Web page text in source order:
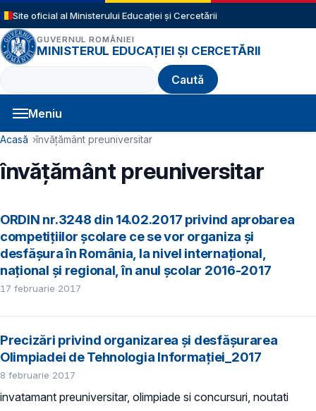
Sari la conținutul principal
Site oficial al Ministerului Educației și Cercetării
GUVERNUL ROMÂNIEI
MINISTERUL EDUCAȚIEI ȘI CERCETĂRII
Caută
Meniu
Navigație principală
Cale de navigare
Acasă învățământ preuniversitar
învățământ preuniversitar
ORDIN nr.3248 din 14.02.2017 privind aprobarea
competițiilor școlare ce se vor organiza și
desfășura în România, la nivel internațional,
național și regional, în anul școlar 2016-2017
17 februarie 2017
Precizări privind organizarea şi desfăşurarea
Olimpiadei de Tehnologia Informaţiei_2017
8 februarie 2017
invatamant preuniversitar, olimpiade si concursuri, noutati